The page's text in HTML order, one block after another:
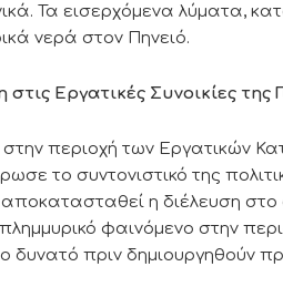
Τα εισερχόμενα λύματα,
νερά στον Πηνειό.
Εργατικές Συνοικίες της
περιοχή των Εργατικών
το συντονιστικό της
η διέλευση στο
φαινόμενο στην
δυνατό πριν δημιουργηθούν